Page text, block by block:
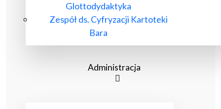
Glottodydaktyka
Zespół ds. Cyfryzacji Kartoteki
Bara
Administracja